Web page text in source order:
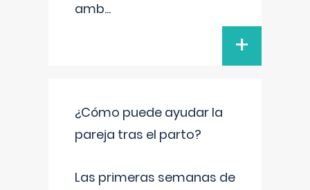
amb...
+
¿Cómo puede ayudar la
pareja tras el parto?
Las primeras semanas de